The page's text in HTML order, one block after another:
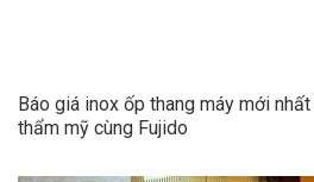
Báo giá inox ốp thang máy mới
thẩm mỹ cùng Fujido